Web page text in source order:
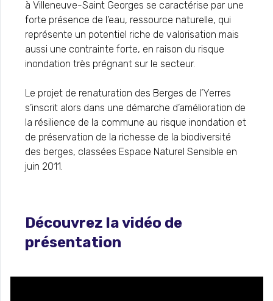
à Villeneuve-Saint Georges se caractérise par une
forte présence de l’eau, ressource naturelle, qui
représente un potentiel riche de valorisation mais
aussi une contrainte forte, en raison du risque
inondation très prégnant sur le secteur.
Le projet de renaturation des Berges de l’Yerres
s’inscrit alors dans une démarche d’amélioration de
la résilience de la commune au risque inondation et
de préservation de la richesse de la biodiversité
des berges, classées Espace Naturel Sensible en
juin 2011.
Découvrez la vidéo de
présentation